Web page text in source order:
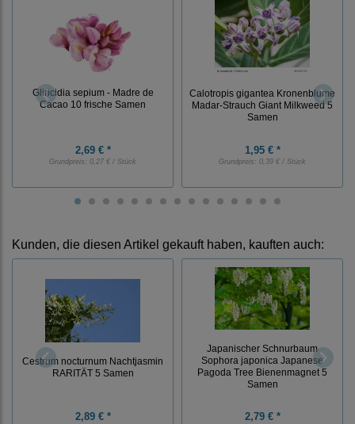
Gliricidia sepium - Madre de
Cacao 10 frische Samen
2,69 € *
Grundpreis: 0,27 € / Stück
Calotropis gigantea Kronenblume
Madar-Strauch Giant Milkweed 5
Samen
1,95 € *
Grundpreis: 0,39 € / Stück
Kunden, die diesen Artikel gekauft haben, kauften auch:
Cestrum nocturnum Nachtjasmin
RARITÄT 5 Samen
2,89 € *
Japanischer Schnurbaum
Sophora japonica Japanese
Pagoda Tree Bienenmagnet 5
Samen
2,79 € *